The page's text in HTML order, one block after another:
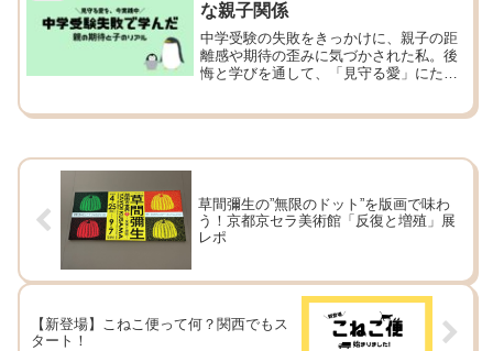
な親子関係
中学受験の失敗をきっかけに、親子の距
離感や期待の歪みに気づかされた私。後
悔と学びを通して、「見守る愛」にたど
草間彌生の”無限のドット”を版画で味わ
う！京都京セラ美術館「反復と増殖」展
レポ
【新登場】こねこ便って何？関西でもス
タート！